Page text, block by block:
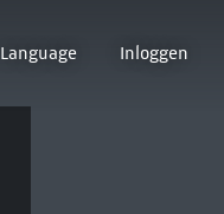
Language Inloggen